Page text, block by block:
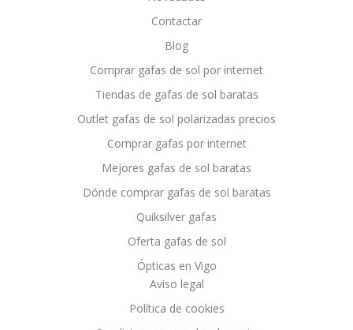
Contactar
Blog
Comprar gafas de sol por internet
Tiendas de gafas de sol baratas
Outlet gafas de sol polarizadas precios
Comprar gafas por internet
Mejores gafas de sol baratas
Dónde comprar gafas de sol baratas
Quiksilver gafas
Oferta gafas de sol
Ópticas en Vigo
Aviso legal
Política de cookies